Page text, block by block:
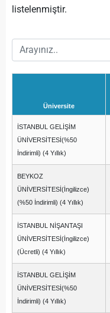
listelenmiştir.
Üniversite
İSTANBUL GELİŞİM
ÜNİVERSİTESİ(%50
İndirimli) (4 Yıllık)
BEYKOZ
ÜNİVERSİTESİ(İngilizce)
(%50 İndirimli) (4 Yıllık)
İSTANBUL NİŞANTAŞI
ÜNİVERSİTESİ(İngilizce)
(Ücretli) (4 Yıllık)
İSTANBUL GELİŞİM
ÜNİVERSİTESİ(%50
İndirimli) (4 Yıllık)